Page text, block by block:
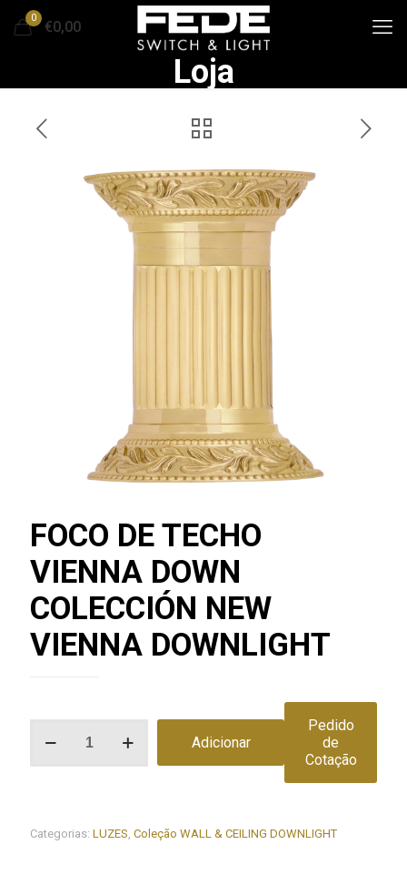
0
€0,00
Loja
FOCO DE TECHO
VIENNA DOWN
COLECCIÓN NEW
VIENNA DOWNLIGHT
DOWN
Adicionar
Pedido
de
Cotação
Categorias: LUZES, Coleção WALL & CEILING DOWNLIGHT